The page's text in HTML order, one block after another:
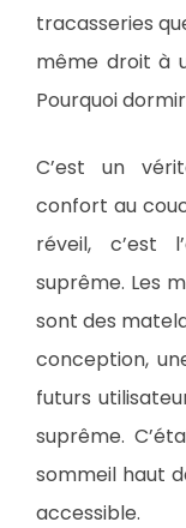
tracasseries
même droit à
Pourquoi
C’est un
confort au
réveil, c’est
suprême. Les
sont des
conception,
futurs
suprême.
sommeil haut
accessible.